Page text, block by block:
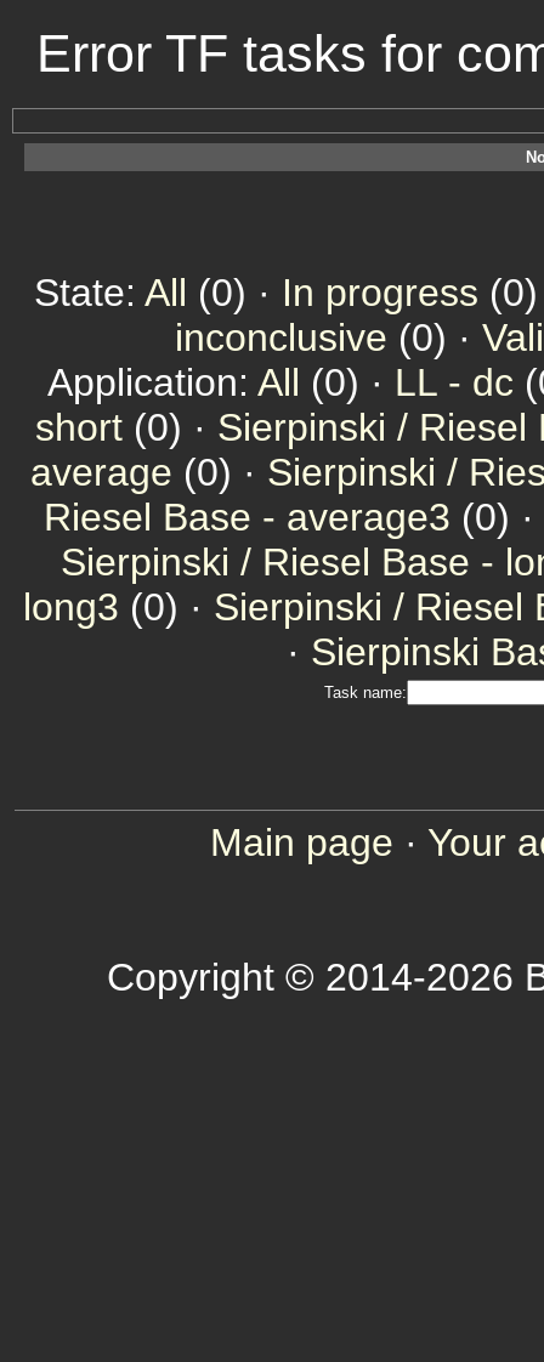
Error TF tasks for
State: All (0) · In progress
inconclusive (0) ·
Application: All (0) · LL - dc
short (0) · Sierpinski / Riesel
average (0) · Sierpinski /
Riesel Base - average3 (0) ·
Sierpinski / Riesel Base -
long3 (0) · Sierpinski / Riesel
· Sierpinski
Task name:
Main page · Your
Copyright © 2014-2026